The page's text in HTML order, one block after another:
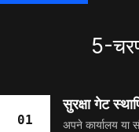
5-
01
सुरक्षा गेट
अपने कार्यालय या